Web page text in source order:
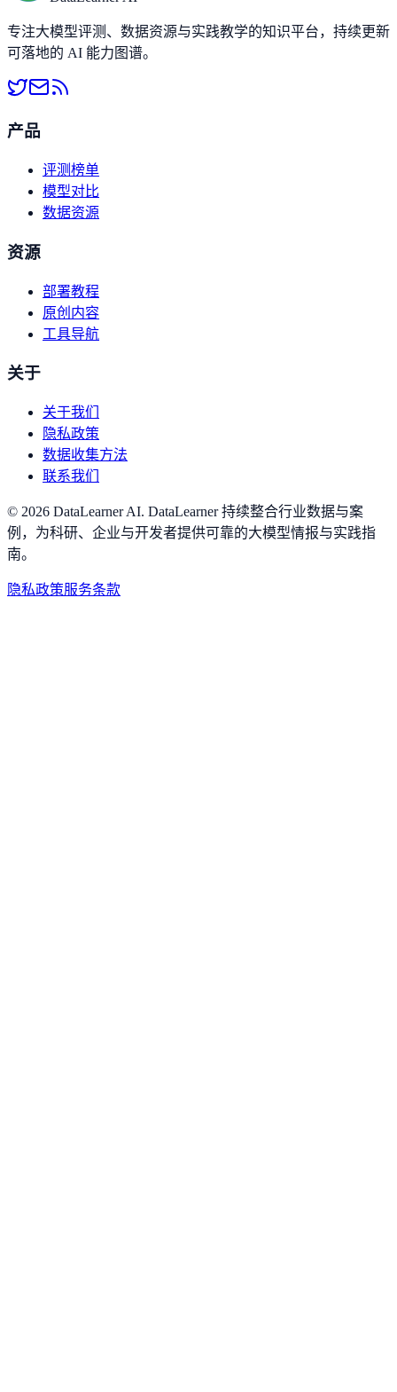
专注大模型评测、数据资源与实践教学的知识平台，持续更新
可落地的 AI 能力图谱。
产品
评测榜单
模型对比
数据资源
资源
部署教程
原创内容
工具导航
关于
关于我们
隐私政策
数据收集方法
联系我们
© 2026 DataLearner AI. DataLearner 持续整合行业数据与案
例，为科研、企业与开发者提供可靠的大模型情报与实践指
南。
隐私政策服务条款